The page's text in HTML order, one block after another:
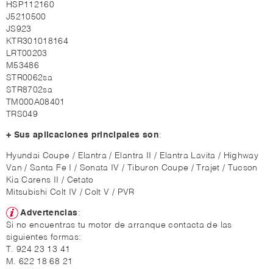
HSP112160
J5210500
JS923
KTR301018164
LRT00203
M53486
STR0062sa
STR8702sa
TM000A08401
TRS049
+ Sus aplicaciones principales son:
Hyundai Coupe / Elantra / Elantra II / Elantra Lavita / Highway
Van / Santa Fe I / Sonata IV / Tiburon Coupe / Trajet / Tucson
Kia Carens II / Cetato
Mitsubishi Colt IV / Colt V / PVR
Advertencias:
Si no encuentras tu motor de arranque contacta de las
siguientes formas:
T. 924 23 13 41
M. 622 18 68 21